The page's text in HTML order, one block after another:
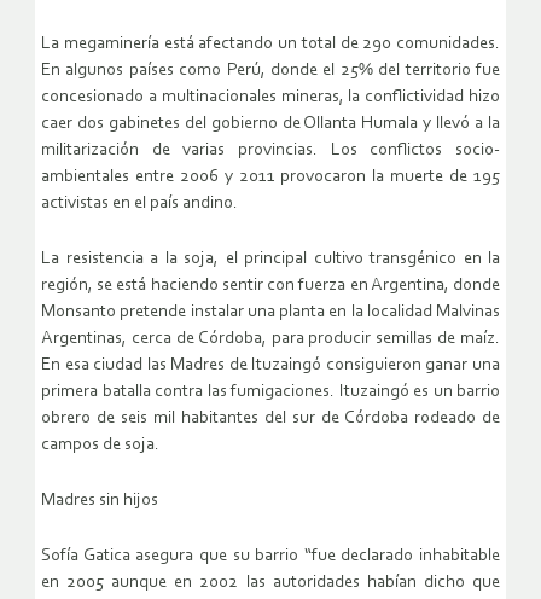
La megaminería está afectando un total de 290 comunidades.
En algunos países como Perú, donde el 25% del territorio fue
concesionado a multinacionales mineras, la conflictividad hizo
caer dos gabinetes del gobierno de Ollanta Humala y llevó a la
militarización de varias provincias. Los conflictos socio-
ambientales entre 2006 y 2011 provocaron la muerte de 195
activistas en el país andino.
La resistencia a la soja, el principal cultivo transgénico en la
región, se está haciendo sentir con fuerza en Argentina, donde
Monsanto pretende instalar una planta en la localidad Malvinas
Argentinas, cerca de Córdoba, para producir semillas de maíz.
En esa ciudad las Madres de Ituzaingó consiguieron ganar una
primera batalla contra las fumigaciones. Ituzaingó es un barrio
obrero de seis mil habitantes del sur de Córdoba rodeado de
campos de soja.
Madres sin hijos
Sofía Gatica asegura que su barrio “fue declarado inhabitable
en 2005 aunque en 2002 las autoridades habían dicho que